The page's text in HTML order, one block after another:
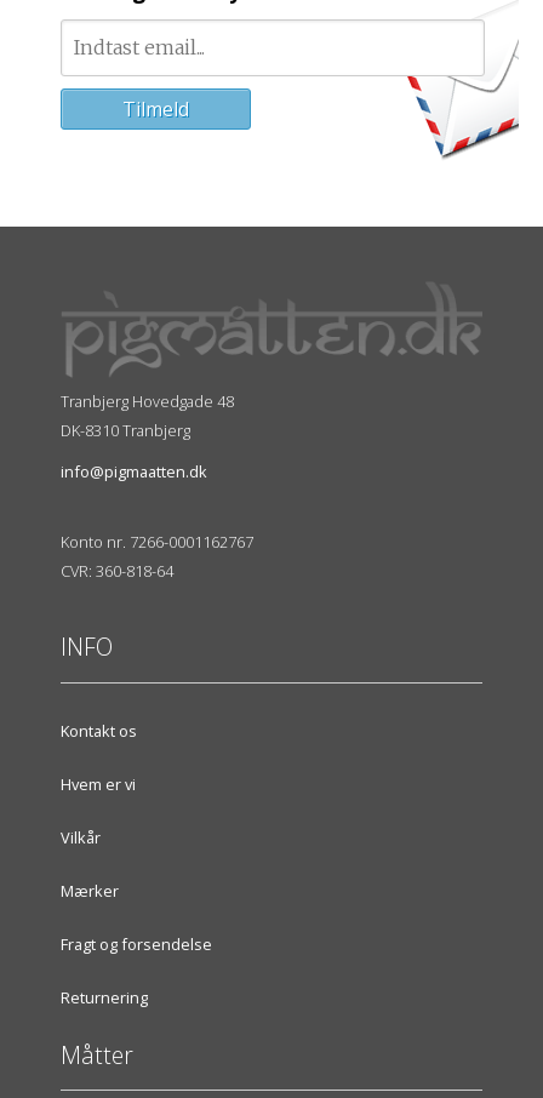
Tranbjerg Hovedgade 48
DK-8310 Tranbjerg
info@pigmaatten.dk
Konto nr. 7266-0001162767
CVR: 360-818-64
INFO
Kontakt os
Hvem er vi
Vilkår
Mærker
Fragt og forsendelse
Returnering
Måtter